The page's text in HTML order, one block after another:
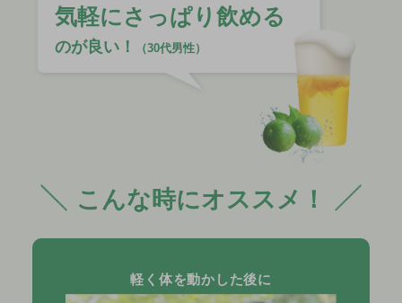
気軽にさっぱり飲める
のが良い！ （30代男性）
こんな時にオススメ！
軽く体を動かした後に